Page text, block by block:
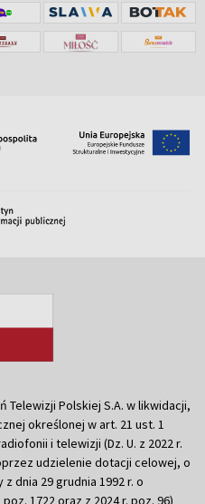
Telewizji Polskiej S.A. w likwidacji,
określonej w art. 21 ust. 1
i telewizji (Dz. U. z 2022 r.
udzielenie dotacji celowej, o
dnia 29 grudnia 1992 r. o
1722 oraz z 2024 r. poz. 96)